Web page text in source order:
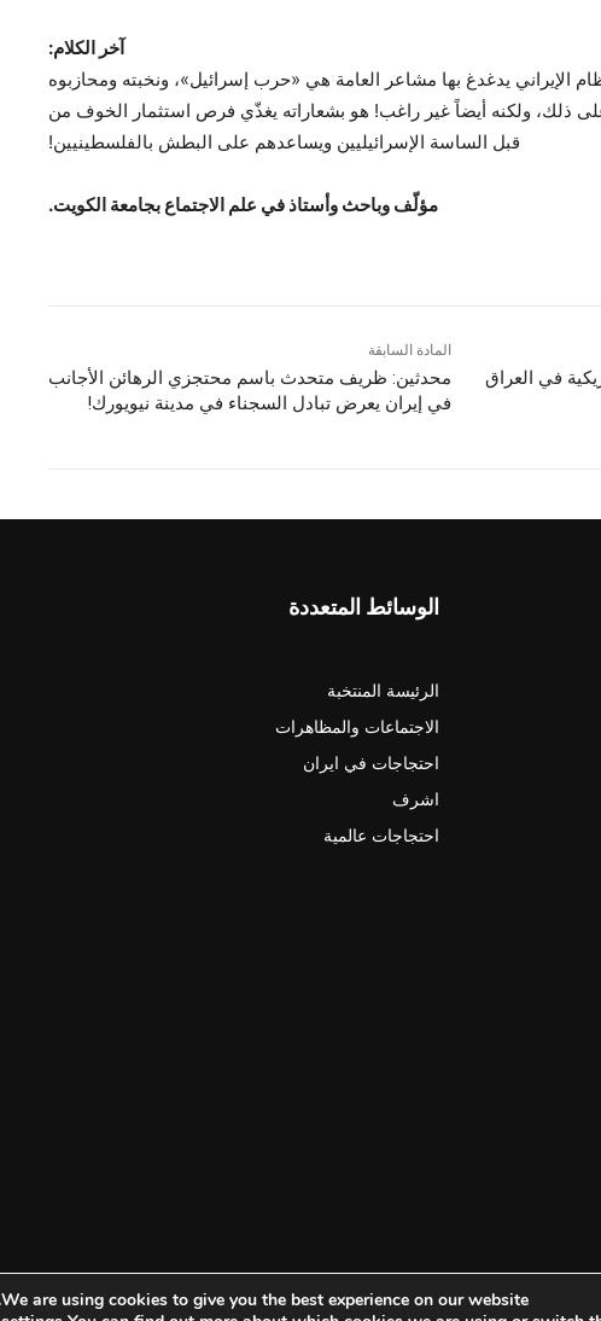
آخر الكلام:
الإيراني يدغدغ بها مشاعر العامة هي «حرب إسرائيل»، ونخبته ومحازبوه
ذلك، ولكنه أيضاً غير راغب! هو بشعاراته يغذّي فرص استثمار الخوف من
قبل الساسة الإسرائيليين ويساعدهم على البطش بالفلسطينيين!
مؤلّف وباحث وأستاذ في علم الاجتماع بجامعة الكويت.
المادة السابقة
محدثين: ظريف متحدث باسم محتجزي الرهائن الأجانب
في إيران يعرض تبادل السجناء في مدينة نيويورك!
في العراق
الوسائط المتعددة
الرئيسة المنتخبة
الاجتماعات والمظاهرات
احتجاجات في ايران
اشرف
احتجاجات عالمية
We are using cookies to give you the best experience on our website.